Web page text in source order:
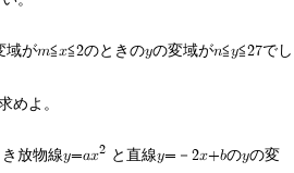
がm≦x≦2のときのyの変域がn≦y≦27でし
よ。
放物線y=ax2
と直線y=－2x+bのyの変